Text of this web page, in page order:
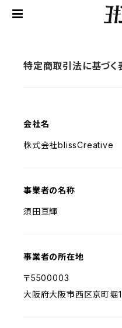
特定商取引法に基づく
会社名
株式会社blissCreative
事業者の名称
須田亘輝
事業者の所在地
〒5500003
大阪府大阪市西区京町